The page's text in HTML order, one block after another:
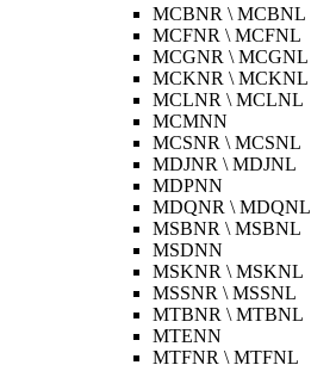
MCBNR \ MCBNL
MCFNR \ MCFNL
MCGNR \ MCGNL
MCKNR \ MCKNL
MCLNR \ MCLNL
MCMNN
MCSNR \ MCSNL
MDJNR \ MDJNL
MDPNN
MDQNR \ MDQNL
MSBNR \ MSBNL
MSDNN
MSKNR \ MSKNL
MSSNR \ MSSNL
MTBNR \ MTBNL
MTENN
MTFNR \ MTFNL